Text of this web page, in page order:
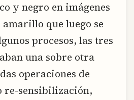
y negro en imágenes
que luego se
procesos, las tres
una sobre otra
operaciones de
re-sensibilización,